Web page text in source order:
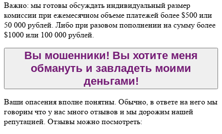
Важно: мы готовы обсуждать индивидуальный размер
комиссии при ежемесячном объеме платежей более $500 или
50 000 рублей. Либо при разовом пополнении на сумму более
$1000 или 100 000 рублей.
Вы мошенники! Вы хотите меня
обмануть и завладеть моими
деньгами!
Ваши опасения вполне понятны. Обычно, в ответе на него мы
говорим что у нас много отзывов и мы дорожим нашей
репутацией. Отзывы можно посмотреть: